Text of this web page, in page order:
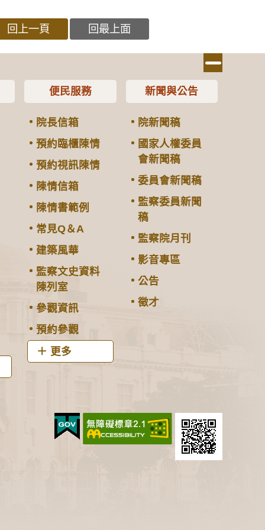
回上一頁 回最上面
便民服務
院長信箱
預約臨櫃陳情
預約視訊陳情
陳情信箱
陳情書範例
常見Q＆A
建築風華
監察文史資料
陳列室
參觀資訊
預約參觀
更多
新聞與公告
院新聞稿
國家人權委員
會新聞稿
委員會新聞稿
監察委員新聞
稿
監察院月刊
影音專區
公告
徵才